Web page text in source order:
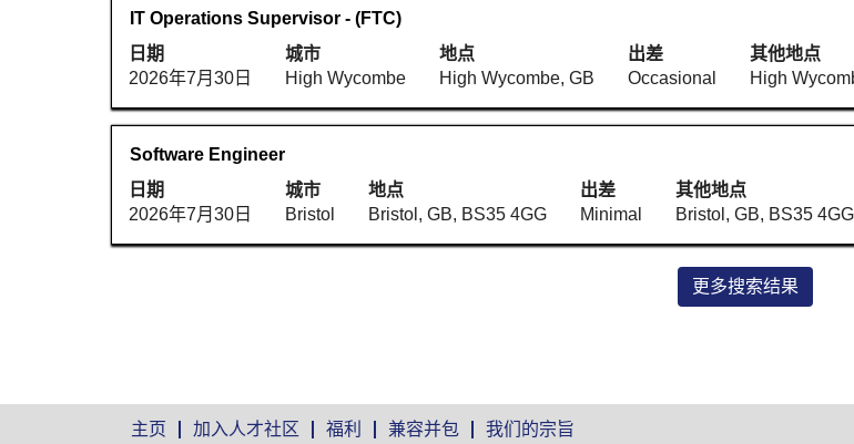
完
整
内
看
位
信
息
完
整
内
行
选
择
查
看
位
信
息
职
务
IT Operations Supervisor - (FTC)
日期
2026年7月30日
城市
High Wycombe
地点
High Wycombe, GB
出差
Occasional
其他地点
High
使
用
空
格
键
行
选
择
的
完
职
务
Software Engineer
日期
2026年7月30日
城市
Bristol
地点
Bristol, GB, BS35 4GG
出差
Minimal
其他地点
Bristol, GB, BS35 4GG
使
用
空
格
键
看
更多搜索结果
主页 加入人才社区 福利 兼容并包 我们的宗旨